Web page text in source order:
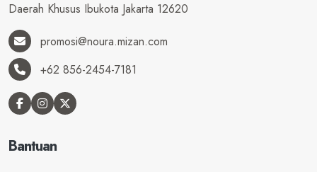
Daerah Khusus Ibukota Jakarta 12620
promosi@noura.mizan.com
+62 856-2454-7181
Bantuan